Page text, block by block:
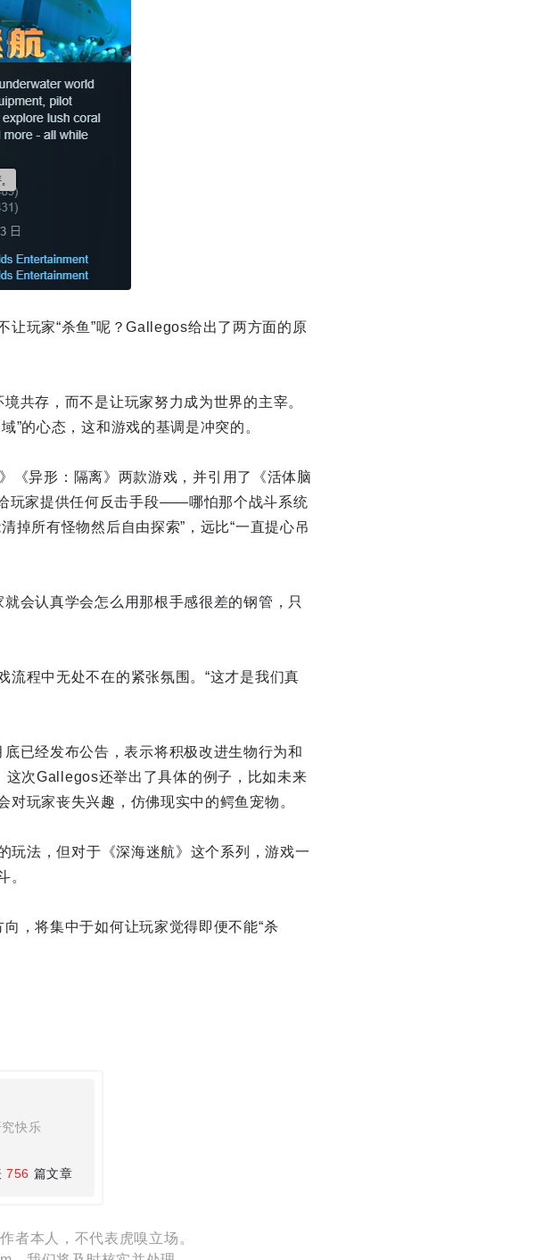
让玩家“杀鱼”呢？Gallegos给出了两方面的原
共存，而不是让玩家努力成为世界的主宰。
”的心态，这和游戏的基调是冲突的。
《异形：隔离》两款游戏，并引用了《活体脑
玩家提供任何反击手段——哪怕那个战斗系统
所有怪物然后自由探索”，远比“一直提心吊
会认真学会怎么用那根手感很差的钢管，只
流程中无处不在的紧张氛围。“这才是我们真
已经发布公告，表示将积极改进生物行为和
这次Gallegos还举出了具体的例子，比如未来
玩家丧失兴趣，仿佛现实中的鳄鱼宠物。
玩法，但对于《深海迷航》这个系列，游戏一
。
，将集中于如何让玩家觉得即便不能“杀
快乐
756 篇文章
者本人，不代表虎嗅立场。